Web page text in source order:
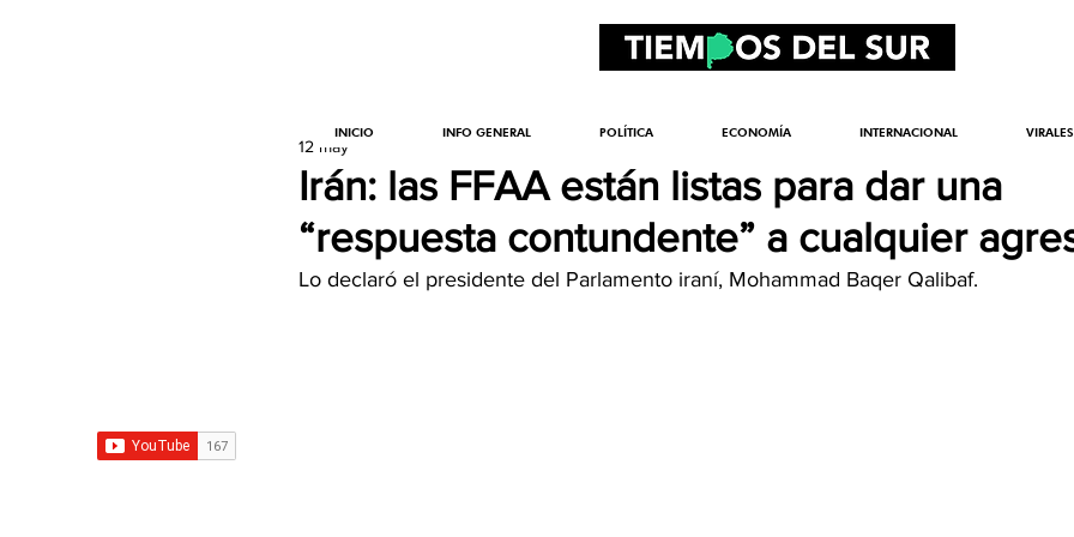
Irán: las FFAA están listas para dar una
“respuesta contundente” a cualquier
12 may
Lo declaró el presidente del Parlamento iraní, Mohammad Baqer Qalibaf.
INICIO INFO GENERAL POLÍTICA ECONOMÍA INTERNACIONAL VIRALES